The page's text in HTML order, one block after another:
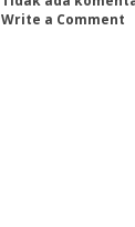
Write a Comment